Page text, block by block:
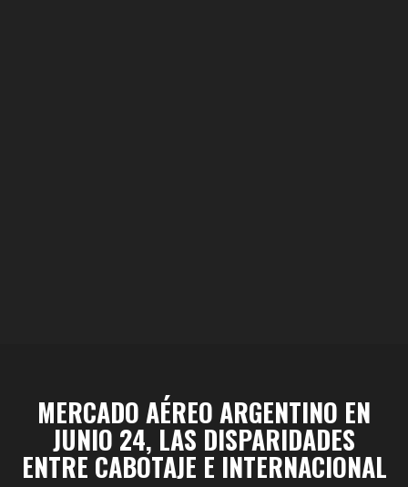
MERCADO AÉREO ARGENTINO EN
JUNIO 24, LAS DISPARIDADES
ENTRE CABOTAJE E INTERNACIONAL